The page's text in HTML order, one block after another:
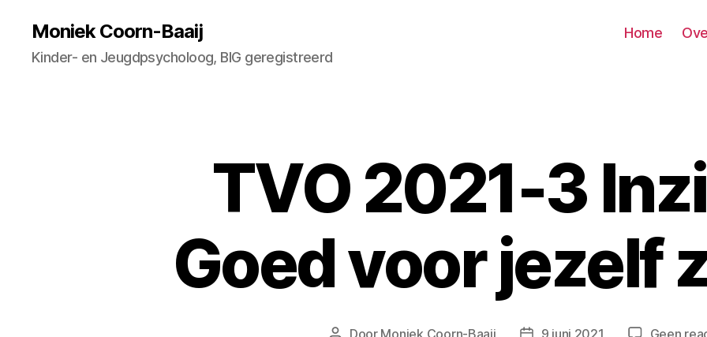
Moniek Coorn-Baaij
Kinder- en Jeugdpsycholoog, BIG geregistreerd
Home
TVO 2021-3
Goed voor jezelf
Door Moniek Coorn-Baaij 9 juni 2021 Geen